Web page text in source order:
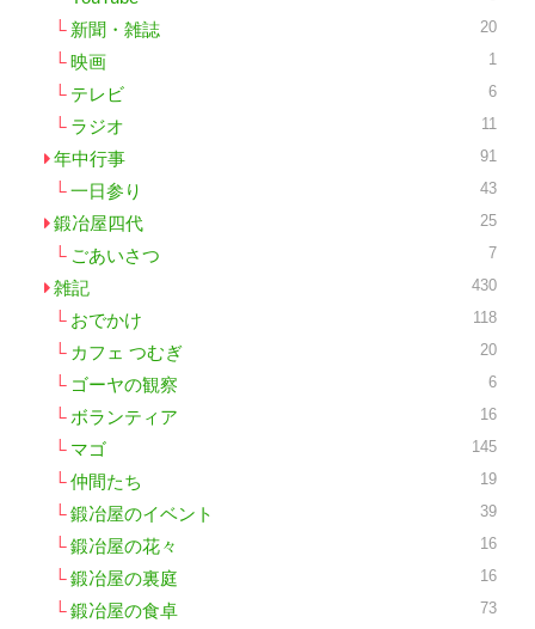
新聞・雑誌 20
映画 1
テレビ 6
ラジオ 11
年中行事 91
一日参り 43
鍛冶屋四代 25
ごあいさつ 7
雑記 430
おでかけ 118
カフェ つむぎ 20
ゴーヤの観察 6
ボランティア 16
マゴ 145
仲間たち 19
鍛冶屋のイベント 39
鍛冶屋の花々 16
鍛冶屋の裏庭 16
鍛冶屋の食卓 73